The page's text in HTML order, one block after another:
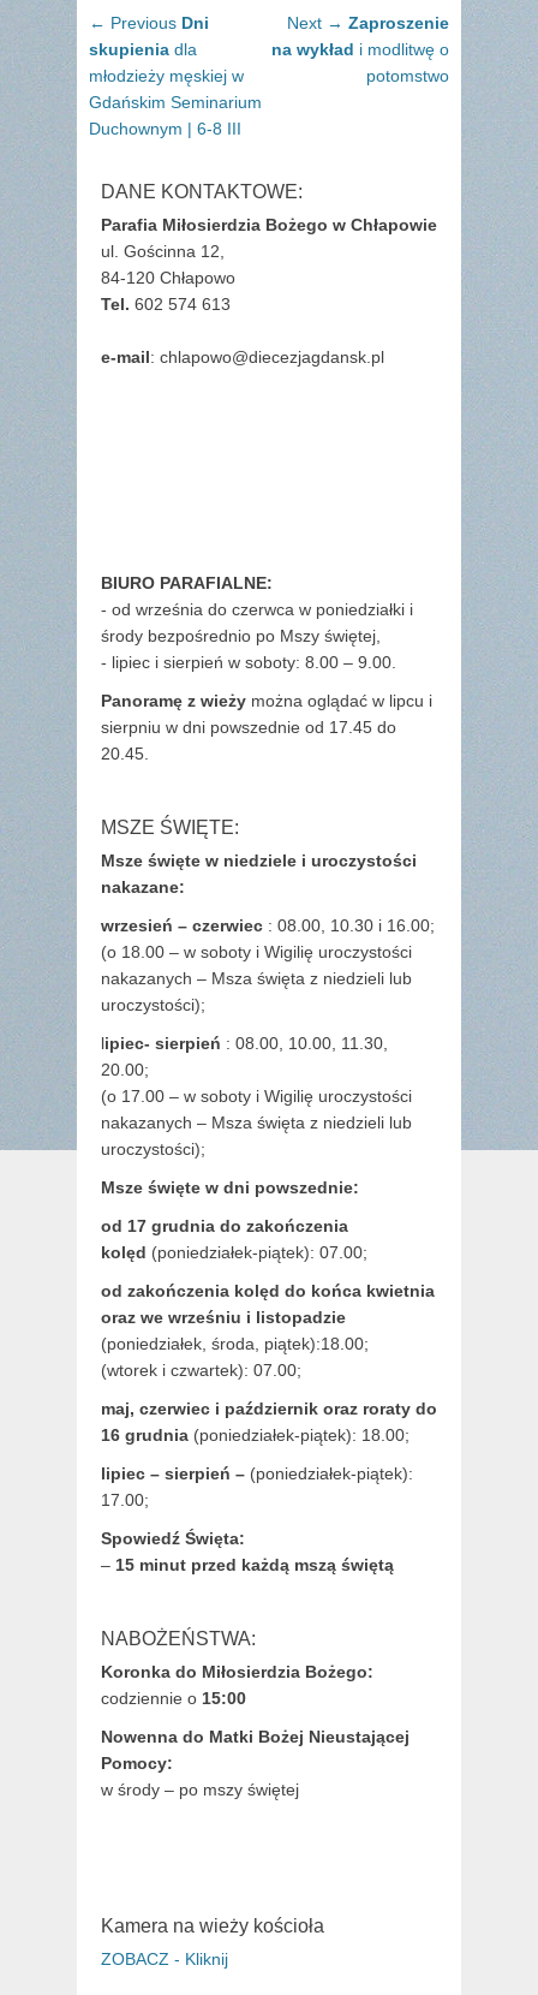
Nawigacja
wpisu
← Previous Previous
post:
Dni
skupienia dla
młodzieży męskiej w
Gdańskim Seminarium
Duchownym | 6-8 III
Next → Next
post:
Zaproszenie
na wykład i modlitwę o
potomstwo
DANE KONTAKTOWE:
Parafia Miłosierdzia Bożego w Chłapowie
ul. Gościnna 12,
84-120 Chłapowo
Tel. 602 574 613
e-mail: chlapowo@diecezjagdansk.pl
BIURO PARAFIALNE:
- od września do czerwca w poniedziałki i
środy bezpośrednio po Mszy świętej,
- lipiec i sierpień w soboty: 8.00 – 9.00.
Panoramę z wieży można oglądać w lipcu i
sierpniu w dni powszednie od 17.45 do
20.45.
MSZE ŚWIĘTE:
Msze święte w niedziele i uroczystości
nakazane:
wrzesień – czerwiec : 08.00, 10.30 i 16.00;
(o 18.00 – w soboty i Wigilię uroczystości
nakazanych – Msza święta z niedzieli lub
uroczystości);
lipiec- sierpień : 08.00, 10.00, 11.30,
20.00;
(o 17.00 – w soboty i Wigilię uroczystości
nakazanych – Msza święta z niedzieli lub
uroczystości);
Msze święte w dni powszednie:
od 17 grudnia do zakończenia
kolęd (poniedziałek-piątek): 07.00;
od zakończenia kolęd do końca kwietnia
oraz we wrześniu i listopadzie
(poniedziałek, środa, piątek):18.00;
(wtorek i czwartek): 07.00;
maj, czerwiec i październik oraz roraty do
16 grudnia (poniedziałek-piątek): 18.00;
lipiec – sierpień – (poniedziałek-piątek):
17.00;
Spowiedź Święta:
– 15 minut przed każdą mszą świętą
NABOŻEŃSTWA:
Koronka do Miłosierdzia Bożego:
codziennie o 15:00
Nowenna do Matki Bożej Nieustającej
Pomocy:
w środy – po mszy świętej
Kamera na wieży kościoła
ZOBACZ - Kliknij